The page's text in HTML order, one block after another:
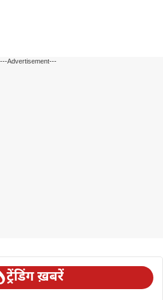
---Advertisement---
ट्रेंडिंग ख़बरें